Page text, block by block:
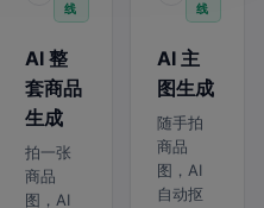
线
AI 整
套商品
生成
拍一张
商品
图，AI
线
AI 主
图生成
随手拍
商品
图，AI
自动抠